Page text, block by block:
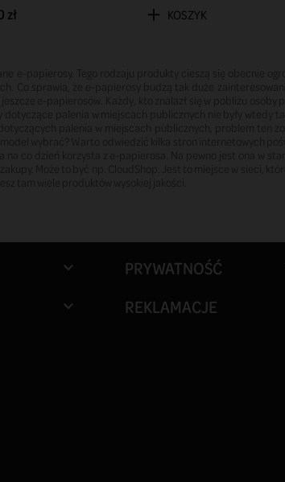
zł KOSZYK


PRYWATNOŚĆ
REKLAMACJE